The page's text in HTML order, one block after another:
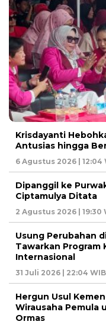
Krisdayanti
Antusias hingga
6 Agustus 2026 | 12:04
Dipanggil ke
Ciptamulya Ditata
2 Agustus 2026 | 19:30
Usung Perubahan
Tawarkan Program
Internasional
31 Juli 2026 | 22:04 WIB
Hergun Usul
Wirausaha Pemula
Ormas